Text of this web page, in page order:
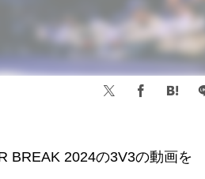
BREAK 2024の3V3の動画を